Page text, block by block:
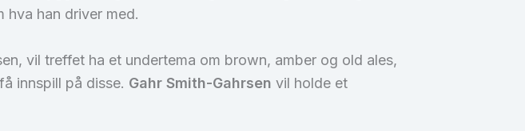
hva han driver med.
vil treffet ha et undertema om brown, amber og old ales,
innspill på disse. Gahr Smith-Gahrsenvil holde et